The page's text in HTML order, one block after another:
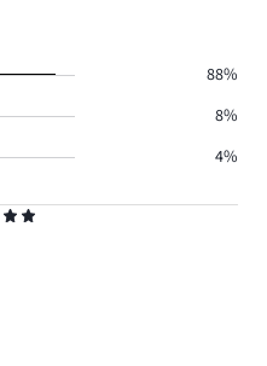
88%
8%
4%